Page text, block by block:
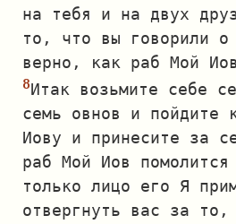
на тебя и на двух
то, что вы говорили о
верно, как раб Мой
Итак возьмите себе
семь овнов и пойдите
Иову и принесите за
раб Мой Иов
только лицо его Я
отвергнуть вас за то,